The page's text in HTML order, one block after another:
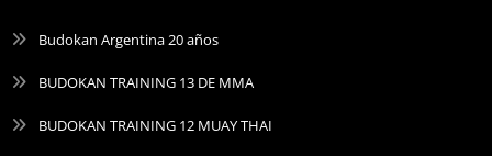
Budokan Argentina 20 años
BUDOKAN TRAINING 13 DE MMA
BUDOKAN TRAINING 12 MUAY THAI